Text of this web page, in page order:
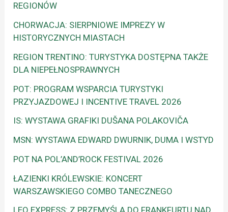
REGIONÓW
CHORWACJA: SIERPNIOWE IMPREZY W
HISTORYCZNYCH MIASTACH
REGION TRENTINO: TURYSTYKA DOSTĘPNA TAKŻE
DLA NIEPEŁNOSPRAWNYCH
POT: PROGRAM WSPARCIA TURYSTYKI
PRZYJAZDOWEJ I INCENTIVE TRAVEL 2026
IS: WYSTAWA GRAFIKI DUŠANA POLAKOVIČA
MSN: WYSTAWA EDWARD DWURNIK, DUMA I WSTYD
POT NA POL’AND’ROCK FESTIVAL 2026
ŁAZIENKI KRÓLEWSKIE: KONCERT
WARSZAWSKIEGO COMBO TANECZNEGO